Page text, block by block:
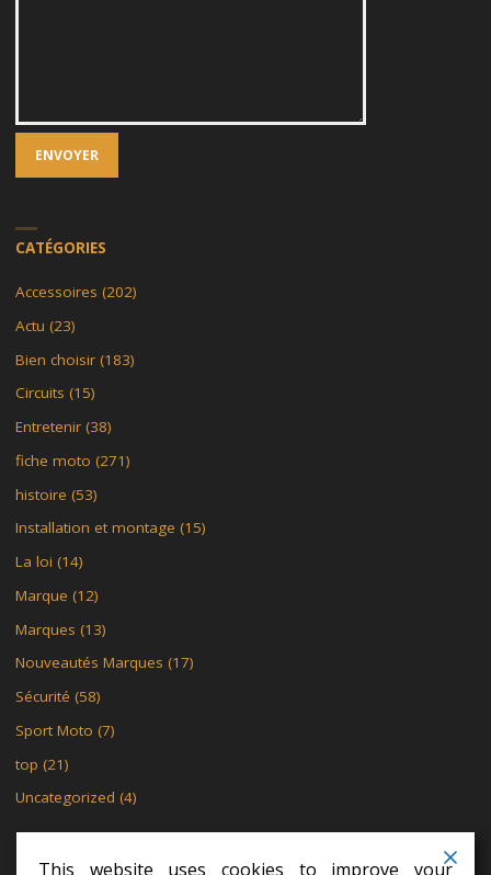
CATÉGORIES
Accessoires (202)
Actu (23)
Bien choisir(183)
Circuits (15)
Entretenir(38)
fiche moto (271)
histoire (53)
Installation et montage (15)
La loi (14)
Marque (12)
Marques (13)
Nouveautés Marques (17)
Sécurité (58)
Sport Moto (7)
top (21)
Uncategorized (4)
This website uses cookies to improve your